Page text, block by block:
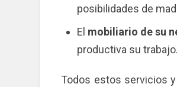
posibilidades de
El mobiliario de su
productiva su
Todos estos servicios